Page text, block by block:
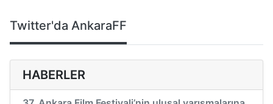
Twitter'da AnkaraFF
HABERLER